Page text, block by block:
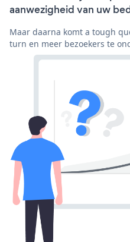
aanwezigheid van uw
Maar daarna komt a tough
turn en meer bezoekers te